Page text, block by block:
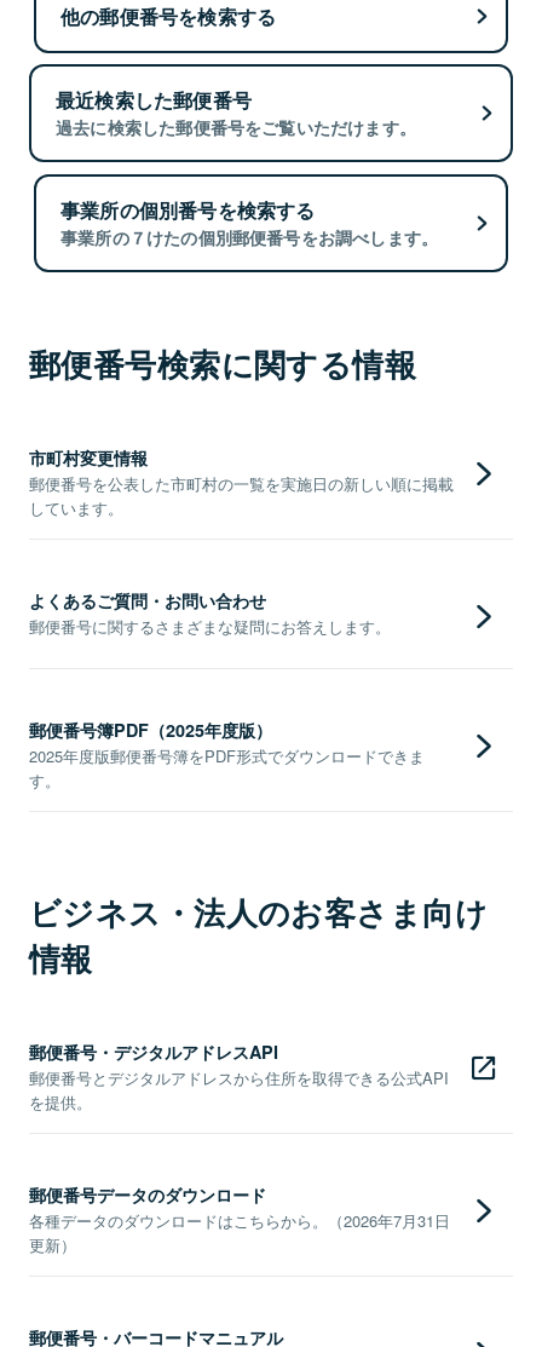
他の郵便番号を検索する
最近検索した郵便番号
過去に検索した郵便番号をご覧いただけます。
事業所の個別番号を検索する
事業所の７けたの個別郵便番号をお調べします。
郵便番号検索に関する情報
市町村変更情報
郵便番号を公表した市町村の一覧を実施日の新しい順に掲載
しています。
よくあるご質問・お問い合わせ
郵便番号に関するさまざまな疑問にお答えします。
郵便番号簿PDF（2025年度版）
2025年度版郵便番号簿をPDF形式でダウンロードできま
す。
ビジネス・法人のお客さま向け
情報
郵便番号・デジタルアドレスAPI
郵便番号とデジタルアドレスから住所を取得できる公式API
を提供。
郵便番号データのダウンロード
各種データのダウンロードはこちらから。（2026年7月31日
更新）
郵便番号・バーコードマニュアル